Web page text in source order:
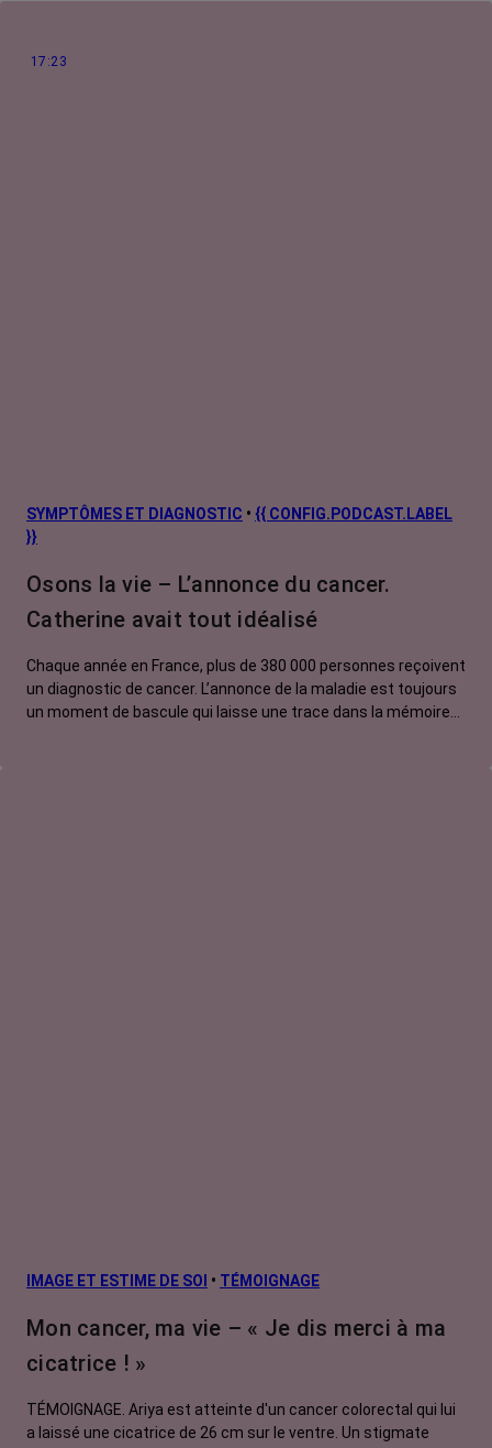
17:23
SYMPTÔMES ET DIAGNOSTIC • {{ CONFIG.PODCAST.LABEL
}}
Osons la vie – L’annonce du cancer.
Catherine avait tout idéalisé
Chaque année en France, plus de 380 000 personnes reçoivent
un diagnostic de cancer. L’annonce de la maladie est toujours
un moment de bascule qui laisse une trace dans la mémoire
IMAGE ET ESTIME DE SOI • TÉMOIGNAGE
Mon cancer, ma vie – « Je dis merci à ma
cicatrice ! »
TÉMOIGNAGE. Ariya est atteinte d'un cancer colorectal qui lui
a laissé une cicatrice de 26 cm sur le ventre. Un stigmate